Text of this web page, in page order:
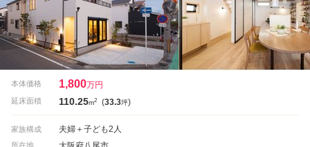
本体価格 1,800万円
延床面積 110.25m2 (33.3坪)
家族構成 夫婦＋子ども2人
所在地